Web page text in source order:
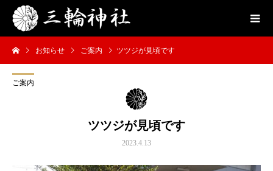
お知らせ ご案内 ツツジが見頃です
ご案内
ツツジが見頃です
2023.4.13